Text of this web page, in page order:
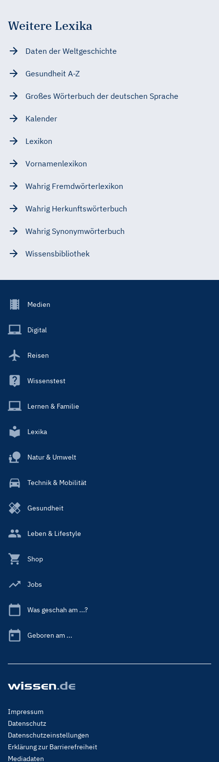
Weitere Lexika
Daten der Weltgeschichte
Gesundheit A-Z
Großes Wörterbuch der deutschen Sprache
Kalender
Lexikon
Vornamenlexikon
Wahrig Fremdwörterlexikon
Wahrig Herkunftswörterbuch
Wahrig Synonymwörterbuch
Wissensbibliothek
Footer
Main
Medien
Digital
Reisen
Wissenstest
Lernen & Familie
Lexika
Natur & Umwelt
Technik & Mobilität
Gesundheit
Leben & Lifestyle
Shop
Jobs
Was geschah am ...?
Geboren am ...
Footer
Menu
Legal
Impressum
Datenschutz
Datenschutzeinstellungen
Erklärung zur Barrierefreiheit
Mediadaten